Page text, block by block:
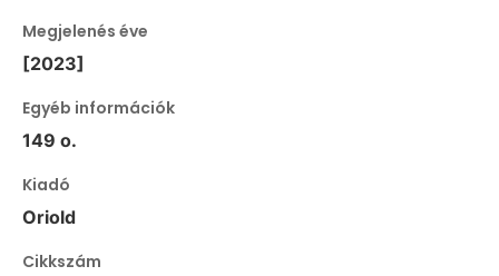
Megjelenés éve
[2023]
Egyéb információk
149 o.
Kiadó
Oriold
Cikkszám